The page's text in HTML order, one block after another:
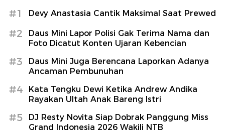
#1 Devy Anastasia Cantik Maksimal Saat Prewed
#2
Daus Mini Lapor Polisi Gak Terima Nama dan
Foto Dicatut Konten Ujaran Kebencian
#3
Daus Mini Juga Berencana Laporkan Adanya
Ancaman Pembunuhan
#4
Kata Tengku Dewi Ketika Andrew Andika
Rayakan Ultah Anak Bareng Istri
#5
DJ Resty Novita Siap Dobrak Panggung Miss
Grand Indonesia 2026 Wakili NTB